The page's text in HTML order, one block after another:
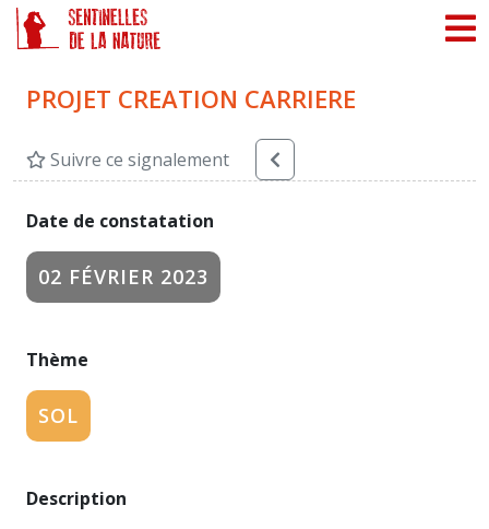
PROJET CREATION CARRIERE
Suivre ce signalement
Date de constatation
02 FÉVRIER 2023
Thème
SOL
Description
Panneau de gestion des cookies